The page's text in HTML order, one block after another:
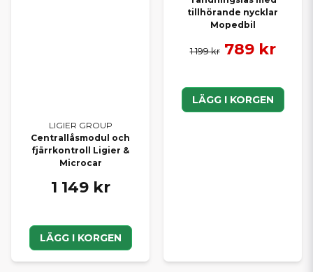
LIGIER GROUP
Centrallåsmodul och
fjärrkontroll Ligier &
Microcar
1 149 kr
LÄGG I KORGEN
tillhörande nycklar
Mopedbil
1 199 kr 789 kr
LÄGG I KORGEN